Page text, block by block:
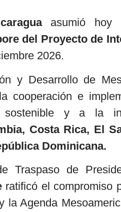
asumió hoy
del Proyecto de
2026.
y Desarrollo de
cooperación e
sostenible y a la
Costa Rica, El
Dominicana.
Traspaso de
ratificó el compromiso
la Agenda